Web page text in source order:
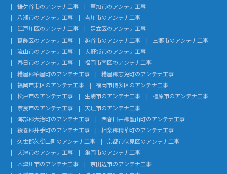
鎌ケ谷市のアンテナ工事
草加市のアンテナ工事
八潮市のアンテナ工事
吉川市のアンテナ工事
江戸川区のアンテナ工事
足立区のアンテナ工事
葛飾区のアンテナ工事
越谷市のアンテナ工事
三郷市のアンテナ工事
流山市のアンテナ工事
大野城市のアンテナ工事
春日市のアンテナ工事
福岡市南区のアンテナ工事
糟屋郡粕屋町のアンテナ工事
糟屋郡志免町のアンテナ工事
福岡市東区のアンテナ工事
福岡市博多区のアンテナ工事
松戸市のアンテナ工事
生駒市のアンテナ工事
橿原市のアンテナ工事
奈良市のアンテナ工事
天理市のアンテナ工事
海部郡大治町のアンテナ工事
西春日井郡豊山町のアンテナ工事
綴喜郡井手町のアンテナ工事
相楽郡精華町のアンテナ工事
久世郡久御山町のアンテナ工事
京都市伏見区のアンテナ工事
大津市のアンテナ工事
亀岡市のアンテナ工事
木津川市のアンテナ工事
京田辺市のアンテナ工事